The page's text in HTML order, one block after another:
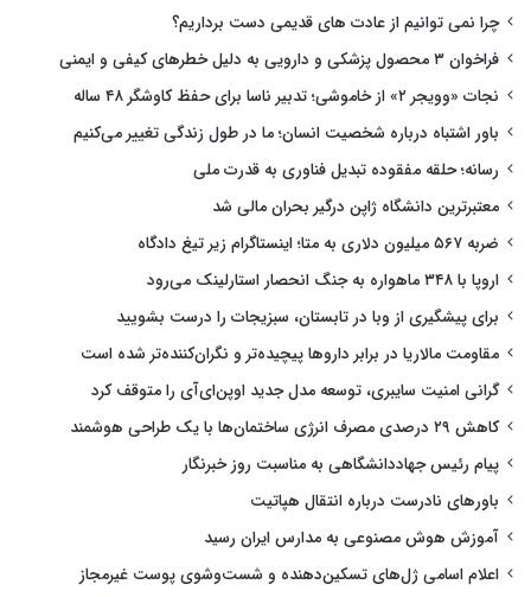
چرا نمی توانیم از عادت های قدیمی دست برداریم؟
فراخوان ۳ محصول پزشکی و دارویی به دلیل خطرهای کیفی و ایمنی
نجات «وویجر ۲» از خاموشی؛ تدبیر ناسا برای حفظ کاوشگر ۴۸ ساله
باور اشتباه درباره شخصیت انسان؛ ما در طول زندگی تغییر می‌کنیم
رسانه؛ حلقه مفقوده تبدیل فناوری به قدرت ملی
معتبرترین دانشگاه ژاپن درگیر بحران مالی شد
ضربه ۵۶۷ میلیون دلاری به متا؛ اینستاگرام زیر تیغ دادگاه
اروپا با ۳۴۸ ماهواره به جنگ انحصار استارلینک می‌رود
برای پیشگیری از وبا در تابستان، سبزیجات را درست بشویید
مقاومت مالاریا در برابر داروها پیچیده‌تر و نگران‌کننده‌تر شده است
گرانی امنیت سایبری، توسعه مدل جدید اوپن‌ای‌آی را متوقف کرد
کاهش ۲۹ درصدی مصرف انرژی ساختمان‌ها با یک طراحی هوشمند
پیام رئیس جهاددانشگاهی به مناسبت روز خبرنگار
باورهای نادرست درباره انتقال هپاتیت
آموزش هوش مصنوعی به مدارس ایران رسید
اعلام اسامی ژل‌های تسکین‌دهنده و شست‌وشوی پوست غیرمجاز